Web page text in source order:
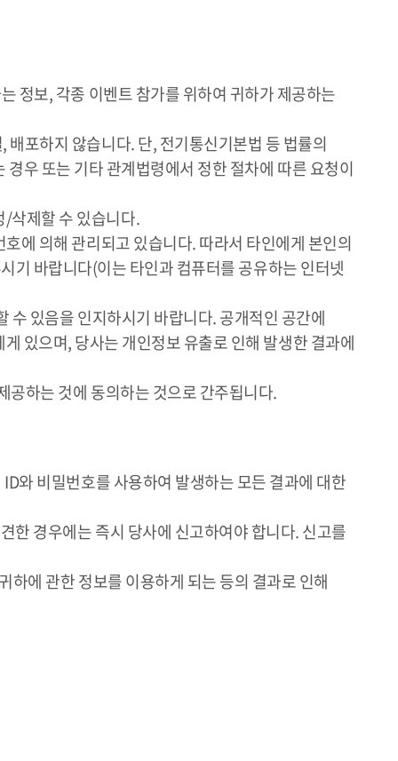
정보, 각종 이벤트 참가를 위하여 귀하가 제공하는
포하지 않습니다. 단, 전기통신기본법 등 법률의
우 또는 기타 관계법령에서 정한 절차에 따른 요청이
/삭제할 수 있습니다.
에 의해 관리되고 있습니다. 따라서 타인에게 본인의
기 바랍니다(이는 타인과 컴퓨터를 공유하는 인터넷
있음을 인지하시기 바랍니다. 공개적인 공간에
있으며, 당사는 개인정보 유출로 인해 발생한 결과에
공하는 것에 동의하는 것으로 간주됩니다.
와 비밀번호를 사용하여 발생하는 모든 결과에 대한
한 경우에는 즉시 당사에 신고하여야 합니다. 신고를
에 관한 정보를 이용하게 되는 등의 결과로 인해